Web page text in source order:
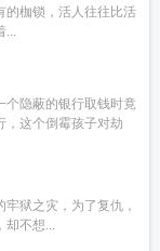
的枷锁，活人往往比活
...
个隐蔽的银行取钱时竟
，这个倒霉孩子对劫
狱之灾，为了复仇，
却不想...